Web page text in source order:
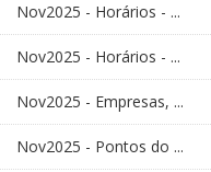
Nov2025 - Horários - ...
Nov2025 - Horários - ...
Nov2025 - Empresas, ...
Nov2025 - Pontos do ...